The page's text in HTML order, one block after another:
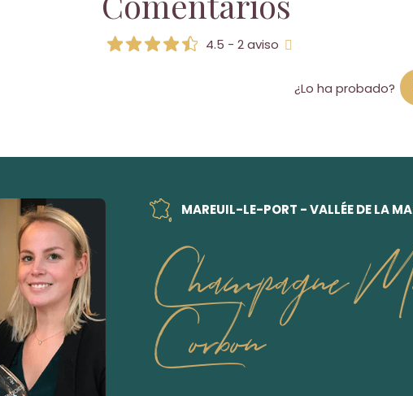
4.5 - 2 aviso
¿Lo ha probado?
MAREUIL-LE-PORT - VALLÉE DE LA
Champagne
Corbon